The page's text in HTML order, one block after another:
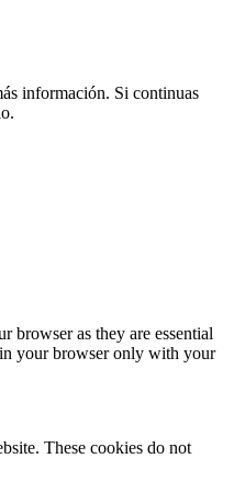
información. Si continuas
browser as they are essential
your browser only with your
These cookies do not